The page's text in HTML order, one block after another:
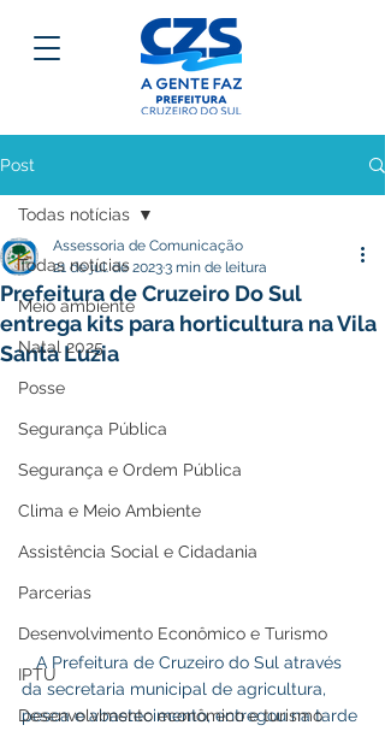
Post
Todas notícias
Meio ambiente
Natal 2025
Posse
Segurança Pública
Segurança e Ordem Pública
Clima e Meio Ambiente
Assistência Social e Cidadania
Parcerias
Desenvolvimento Econômico e Turismo
IPTU
Desenvolvimento econômico e turismo
Todas notícias
Prefeitura de Cruzeiro Do Sul
entrega kits para horticultura na Vila
Santa Luzia
Assessoria de Comunicação
21 de jul. de 20233 min de leitura
da secretaria municipal de agricultura,
pesca e abastecimento, entregou na tarde